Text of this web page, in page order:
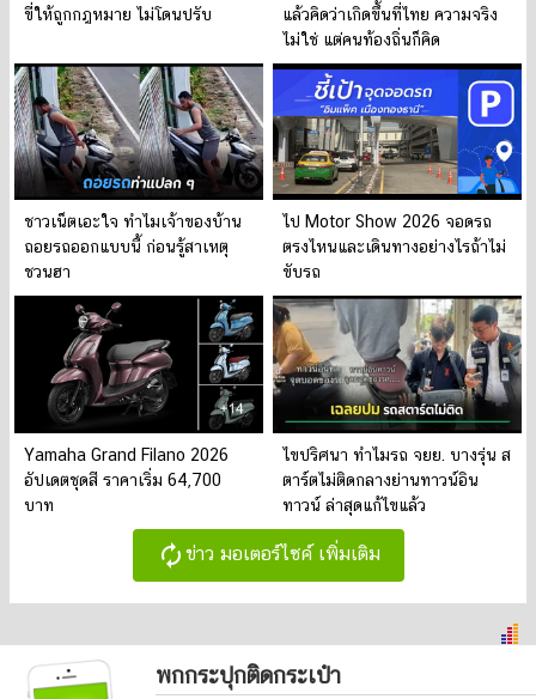
ขี่ให้ถูกกฎหมาย ไม่โดนปรับ
แล้วคิดว่าเกิดขึ้นที่ไทย ความจริง
ไม่ใช่ แต่คนท้องถิ่นก็คิด
ชาวเน็ตเอะใจ ทำไมเจ้าของบ้าน
ถอยรถออกแบบนี้ ก่อนรู้สาเหตุ
ชวนฮา
ไป Motor Show 2026 จอดรถ
ตรงไหนและเดินทางอย่างไรถ้าไม่
ขับรถ
Yamaha Grand Filano 2026
อัปเดตชุดสี ราคาเริ่ม 64,700
บาท
ไขปริศนา ทำไมรถ จยย. บางรุ่น ส
ตาร์ตไม่ติดกลางย่านทาวน์อิน
ทาวน์ ล่าสุดแก้ไขแล้ว
autorenew ข่าว มอเตอร์ไซค์ เพิ่มเติม
พกกระปุกติดกระเป๋า